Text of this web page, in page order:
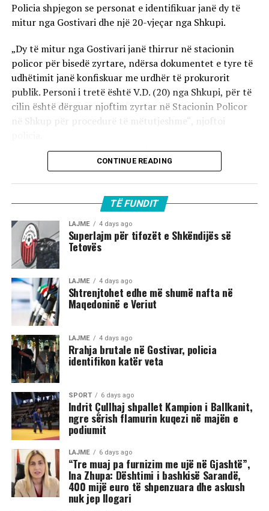
Policia shpjegon se personat e identifikuar janë dy të
mitur nga Gostivari dhe një 20-vjeçar nga Shkupi.
„Dy të mitur nga Gostivari janë thirrur në stacionin
policor për bisedë zyrtare, ndërsa dokumentet e tyre të
udhëtimit janë konfiskuar me urdhër të prokurorit
publik. Personi i tretë është V.D. (20) nga Shkupi, për të
cilin është dërguar njoftim zyrtar në Stacionin Policor
në Shkup për procedurë të mëtutjeshme“, njoftoi
Ata theksojnë se ndaj të treve do të zbatohet një
procedurë e përshpejtuar para gjykatës sapo të
autoriteteve, sulmi ka ndodhur në orët e para të
mëngjesit të 2 gushtit në rrugën „Borçe Jovanoski“, ku
dy të rinj janë goditur me mjete dhe shkopinj druri.
Në rrjetet sociale u shfaq një video-incizim shqetësues
nga Gostivari, në të cilin shfaqet një përleshje e ashpër
fizike mes një grupi më të madh të rinjsh.
Sipas informacioneve të publikuara, gjatë rrahjes, njëri
nga djemtë është goditur në pjesën e kokës, pas së cilës
ka rënë në tokë dhe ka mbetur i palëvizshëm.
Përkundër faktit se po shtrihej në rrugë, në incizim
shihet se sulmi ka vazhduar me goditje të shumta ndaj
trupit të tij, gjë që ka shkaktuar reagime dhe dënime të
ashpra në rrjetet sociale.(INA)
CONTINUE READING
TË FUNDIT
LAJME 4 days ago
Superlajm për tifozët e Shkëndijës së
Tetovës
LAJME 4 days ago
Shtrenjtohet edhe më shumë nafta në
Maqedoninë e Veriut
LAJME 4 days ago
Rrahja brutale në Gostivar, policia
identifikon katër veta
SPORT 6 days ago
Indrit Çullhaj shpallet Kampion i Ballkanit,
ngre sërish flamurin kuqezi në majën e
podiumit
LAJME 6 days ago
“Tre muaj pa furnizim me ujë në Gjashtë”,
Ina Zhupa: Dështimi i bashkisë Sarandë,
400 mijë euro të shpenzuara dhe askush
nuk jep llogari